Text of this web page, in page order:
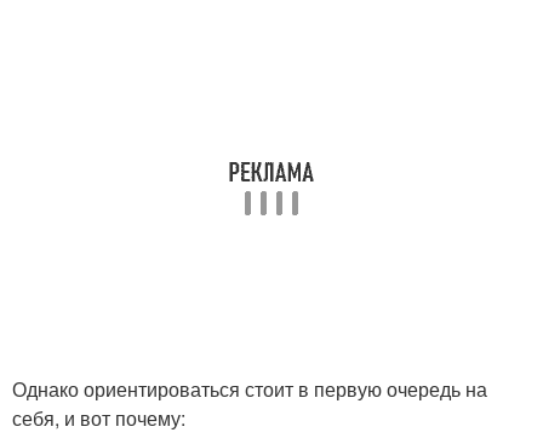
Однако ориентироваться стоит в первую очередь на
себя, и вот почему: